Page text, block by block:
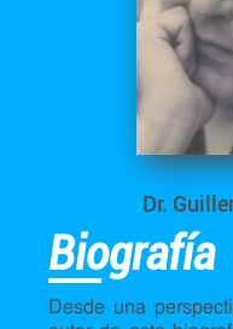
Dr.
Biografía
Desde una